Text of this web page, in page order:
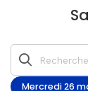
mercredi 26